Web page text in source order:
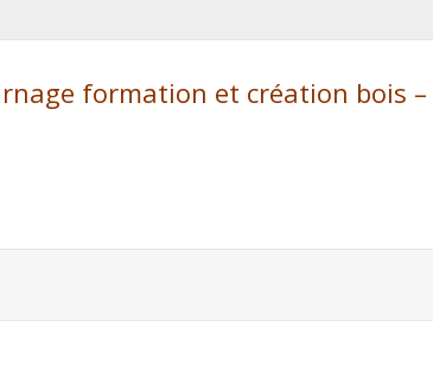
formation et création bois